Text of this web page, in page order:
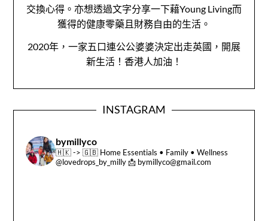
交換心得。亦想透過文字分享一下藉Young Living而
獲得的健康零藥且財務自由的生活。
2020年，一家五口連公公婆婆決定出走英國，開展
新生活！香港人加油！
INSTAGRAM
bymillyco
🇭🇰 -> 🇬🇧 Home Essentials • Family • Wellness
@lovedrops_by_milly📩 bymillyco@gmail.com